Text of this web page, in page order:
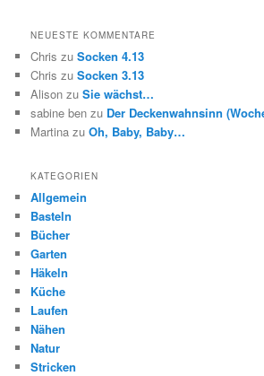
NEUESTE KOMMENTARE
Chris zuSocken 4.13
Chris zuSocken 3.13
Alison zuSie wächst…
sabine ben zu Der Deckenwahnsinn
Martina zuOh, Baby, Baby…
KATEGORIEN
Allgemein
Basteln
Bücher
Garten
Häkeln
Küche
Laufen
Nähen
Natur
Stricken